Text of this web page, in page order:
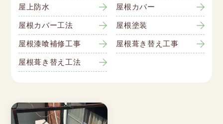
屋上防水
屋根カバー
屋根カバー工法
屋根塗装
屋根漆喰補修工事
屋根葺き替え工事
屋根葺き替え工法